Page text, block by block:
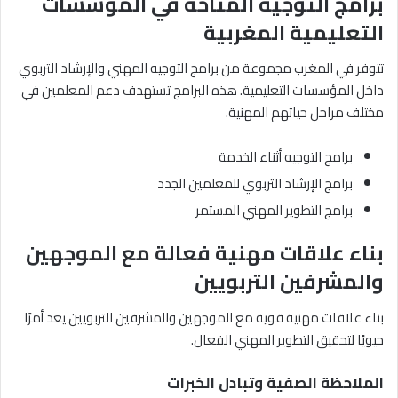
التعليمية المغربية
تتوفر في المغرب مجموعة من برامج التوجيه المهني والإرشاد التربوي
داخل المؤسسات التعليمية. هذه البرامج تستهدف دعم المعلمين في
مختلف مراحل حياتهم المهنية.
برامج التوجيه أثناء الخدمة
برامج الإرشاد التربوي للمعلمين الجدد
برامج التطوير المهني المستمر
بناء علاقات مهنية فعالة مع الموجهين
والمشرفين التربويين
بناء علاقات مهنية قوية مع الموجهين والمشرفين التربويين يعد أمرًا
حيويًا لتحقيق التطوير المهني الفعال.
الملاحظة الصفية وتبادل الخبرات